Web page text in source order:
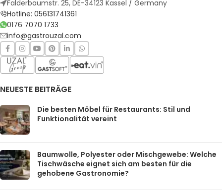
Falderbaumstr. 25, DE-34123 Kassel / Germany
Hotline: 056131741361
0176 7070 1733
info@gastrouzal.com
NEUESTE BEITRÄGE
Die besten Möbel für Restaurants: Stil und
Funktionalität vereint
Baumwolle, Polyester oder Mischgewebe: Welche
Tischwäsche eignet sich am besten für die
gehobene Gastronomie?